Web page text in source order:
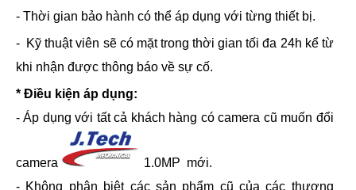
- Thời gian bảo hành có thể áp dụng với từng thiết bị.
- Kỹ thuật viên sẽ có mặt trong thời gian tối đa 24h kể từ
khi nhận được thông báo về sự cố.
* Điều kiện áp dụng:
- Áp dụng với tất cả khách hàng có camera cũ muốn đổi
camera
1.0MP mới.
- Không phân biệt các sản phẩm cũ của các thương